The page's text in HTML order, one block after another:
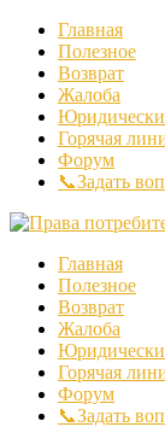
Главная
Полезное
Возврат
Жалоба
Горячая
Форум
📞Задать
Главная
Полезное
Возврат
Жалоба
Горячая
Форум
📞Задать